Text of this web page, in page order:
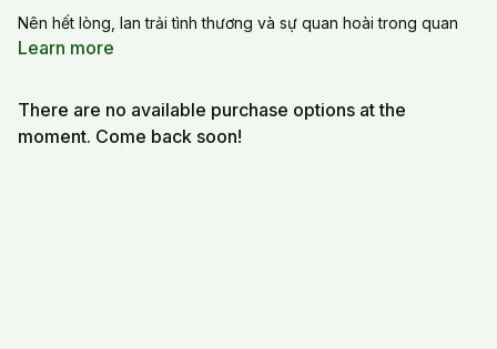
Nên hết lòng, lan trải tình thương và sự quan hoài trong quan
hệ với người, nên nuôi dưỡng pháp, nuôi dưỡng tâm bồ đề chứ
Learn more
There are no available purchase options at the
moment. Come back soon!